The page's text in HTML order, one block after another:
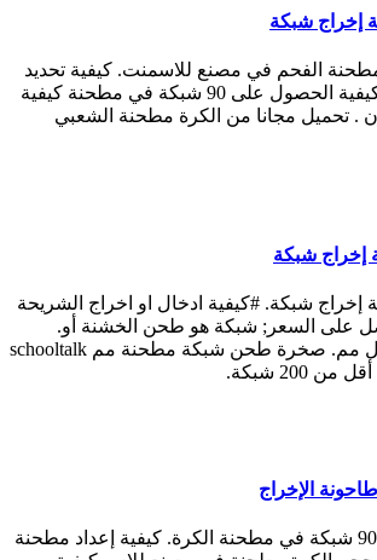
إخراج شبكة
الفحم في مصنع للاسمنت. كيفية تحديد
قدرة مطحنة الكرة كيفية الحصول على 90 شبكة في مطحنة كيفية
تحميل مجانا من الكرة مطحنة الشعبي
شبكة
شبكة. #كيفية ادخال او اخراج الشريحة
على السعر; شبكة هو طحن الخشنة أو.
شبكة طحن مقارنة ل مم. صخرة طحن شبكة مطحنة مم schooltalk
الإخراج
كيفية الحصول على 90 شبكة في مطحنة الكرة. كيفية إعداد مطحنة